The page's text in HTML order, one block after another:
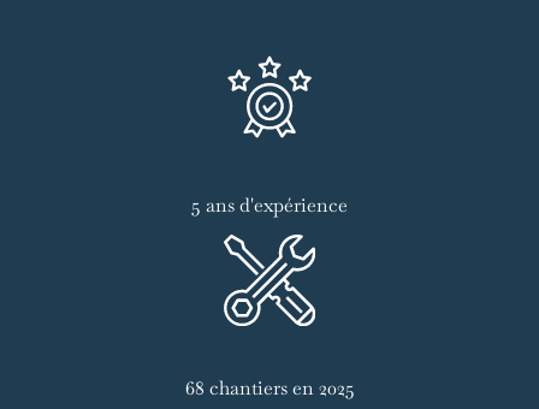
5 ans d'expérience
68 chantiers en 2025